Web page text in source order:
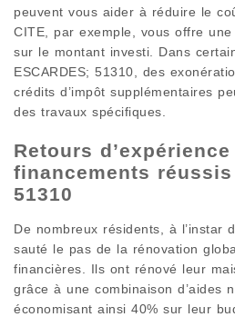
peuvent vous aider à réduire le
CITE, par exemple, vous offre une
sur le montant investi. Dans
ESCARDES; 51310, des
crédits d’impôt supplémentaires
des travaux spécifiques.
Retours
financements réussis
51310
De nombreux résidents, à l’instar
sauté le pas de la rénovation
financières. Ils ont rénové leur
grâce à une combinaison d’aides
économisant ainsi 40% sur leur